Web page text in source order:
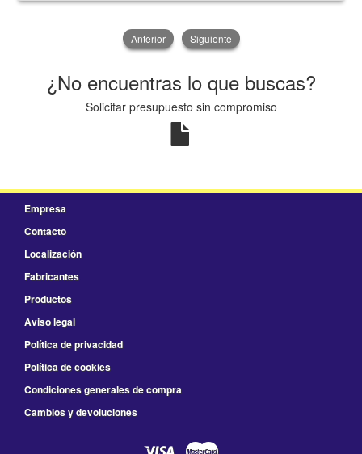
Anterior Siguiente
¿No encuentras lo que buscas?
Solicitar presupuesto sin compromiso
Empresa
Contacto
Localización
Fabricantes
Productos
Aviso legal
Política de privacidad
Política de cookies
Condiciones generales de compra
Cambios y devoluciones